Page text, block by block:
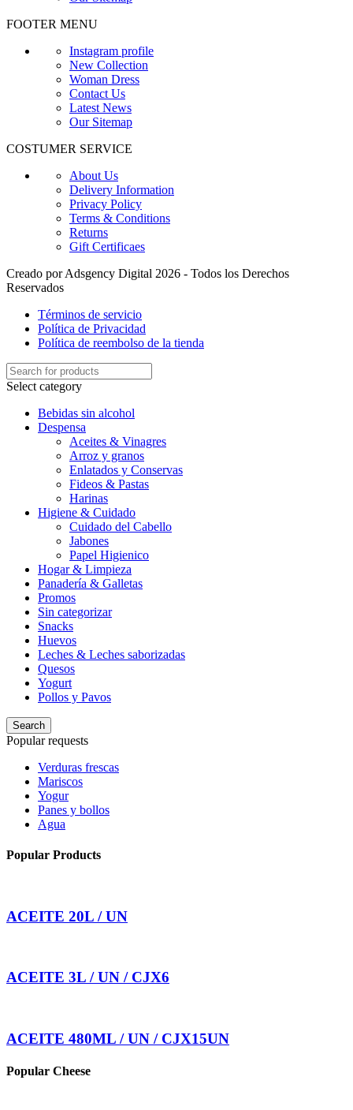
FOOTER MENU
Instagram profile
New Collection
Woman Dress
Contact Us
Latest News
Our Sitemap
COSTUMER SERVICE
About Us
Delivery Information
Privacy Policy
Terms & Conditions
Returns
Gift Certificaes
Creado por Adsgency Digital 2026 - Todos los Derechos
Reservados
Términos de servicio
Política de Privacidad
Política de reembolso de la tienda
Select category
Bebidas sin alcohol
Despensa
Aceites & Vinagres
Arroz y granos
Enlatados y Conservas
Fideos & Pastas
Harinas
Higiene & Cuidado
Cuidado del Cabello
Jabones
Papel Higienico
Hogar & Limpieza
Panadería & Galletas
Promos
Sin categorizar
Snacks
Huevos
Leches & Leches saborizadas
Quesos
Yogurt
Pollos y Pavos
Search
Popular requests
Verduras frescas
Mariscos
Yogur
Panes y bollos
Agua
Popular Products
ACEITE 20L / UN
ACEITE 3L / UN / CJX6
ACEITE 480ML / UN / CJX15UN
Popular Cheese